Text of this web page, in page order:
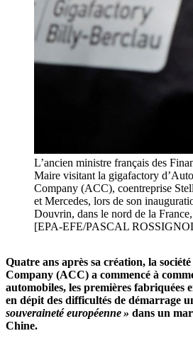
L’ancien ministre français des
Maire visitant la gigafactory
Company (ACC), coentreprise
et Mercedes, lors de son
Douvrin, dans le nord de la
[EPA-EFE/PASCAL
Quatre ans après sa création, la
Company (ACC) a commencé à
automobiles, les premières fabriquées
en dépit des difficultés de démarrage
souveraineté européenne » dans un
Chine.